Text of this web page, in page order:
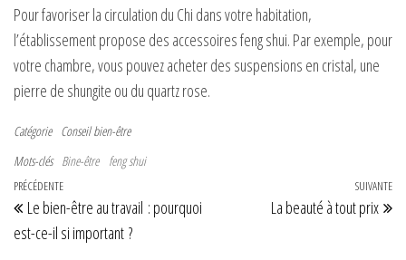
Pour favoriser la circulation du Chi dans votre habitation,
l’établissement propose des accessoires feng shui. Par exemple, pour
votre chambre, vous pouvez acheter des suspensions en cristal, une
pierre de shungite ou du quartz rose.
Catégorie Conseil bien-être
Mots-clés Bine-être feng shui
Navigation de l’article
Article précédent
PRÉCÉDENTE
Le bien-être au travail : pourquoi
est-ce-il si important ?
SUIVANTE
La beauté à tout prix